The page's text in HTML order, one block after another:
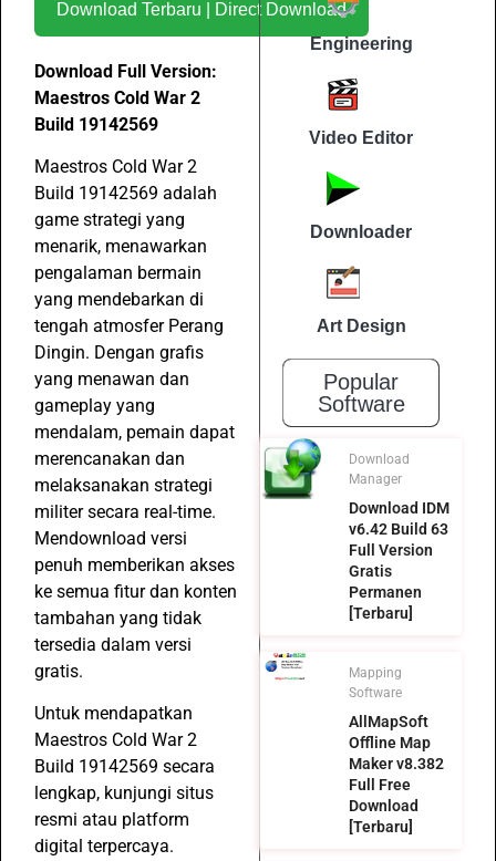
Download Terbaru | Direct Download
Download Full Version:
Maestros Cold War 2
Build 19142569
Maestros Cold War 2
Build 19142569 adalah
game strategi yang
menarik, menawarkan
pengalaman bermain
yang mendebarkan di
tengah atmosfer Perang
Dingin. Dengan grafis
yang menawan dan
gameplay yang
mendalam, pemain dapat
merencanakan dan
melaksanakan strategi
militer secara real-time.
Mendownload versi
penuh memberikan akses
ke semua fitur dan konten
tambahan yang tidak
tersedia dalam versi
gratis.
Untuk mendapatkan
Maestros Cold War 2
Build 19142569 secara
lengkap, kunjungi situs
resmi atau platform
digital terpercaya.
Engineering
Video Editor
Downloader
Art Design
Popular
Software
Download
Manager
Download IDM
v6.42 Build 63
Full Version
Gratis
Permanen
[Terbaru]
Mapping
Software
AllMapSoft
Offline Map
Maker v8.382
Full Free
Download
[Terbaru]